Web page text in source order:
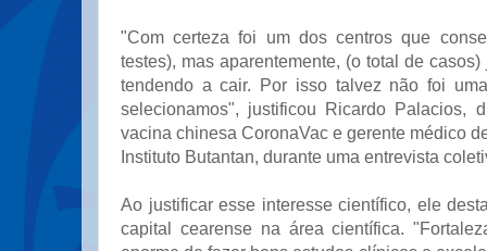
"Com certeza foi um dos centros que
testes), mas aparentemente, (o total de
tendendo a cair. Por isso talvez não foi
selecionamos", justificou Ricardo Palacios,
vacina chinesa CoronaVac e gerente médico
Instituto Butantan, durante uma entrevista
Ao justificar esse interesse científico, ele
capital cearense na área científica.